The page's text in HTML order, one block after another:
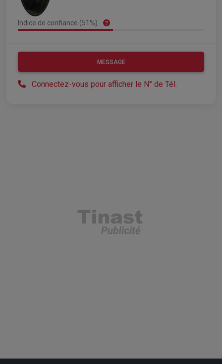
Indice de confiance (51%)
MESSAGE
Connectez-vous pour afficher le N° de Tél.